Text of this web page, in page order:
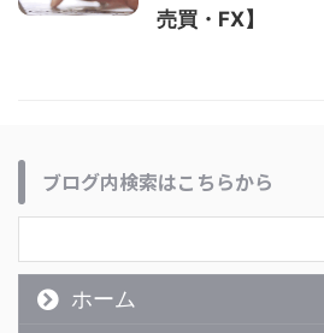
売買・FX】
ブログ内検索はこちらから
ホーム